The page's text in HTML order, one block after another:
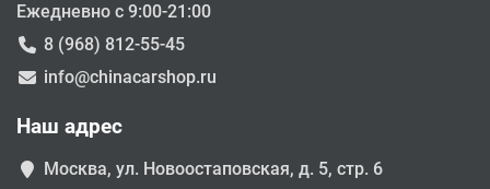
Ежедневно с 9:00-21:00
8 (968) 812-55-45
info@chinacarshop.ru
Наш адрес
Москва, ул. Новоостаповская, д. 5, стр. 6